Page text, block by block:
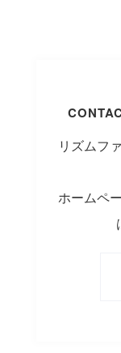
リズムフ
ホームペ